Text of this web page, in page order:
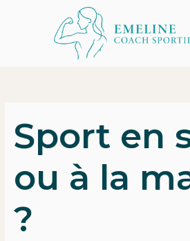
Sport en
ou à la
?